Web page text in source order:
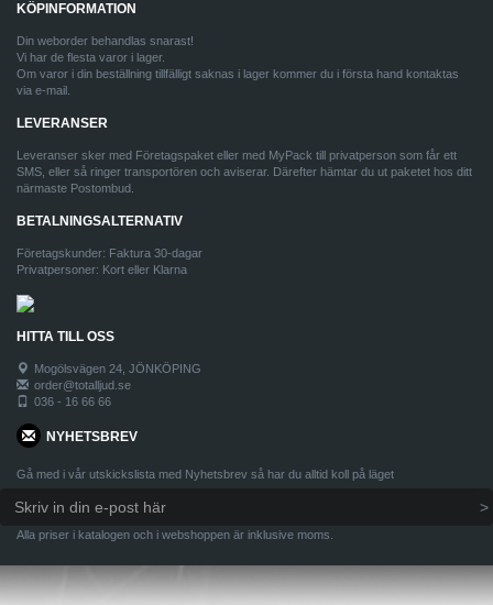
KÖPINFORMATION
Din weborder behandlas snarast!
Vi har de flesta varor i lager.
Om varor i din beställning tillfälligt saknas i lager kommer du i första hand kontaktas
via e-mail.
LEVERANSER
Leveranser sker med Företagspaket eller med MyPack till privatperson som får ett
SMS, eller så ringer transportören och aviserar. Därefter hämtar du ut paketet hos ditt
närmaste Postombud.
BETALNINGSALTERNATIV
Företagskunder: Faktura 30-dagar
Privatpersoner: Kort eller Klarna
HITTA TILL OSS
Mogölsvägen 24, JÖNKÖPING
order@totalljud.se
036 - 16 66 66
NYHETSBREV
Gå med i vår utskickslista med Nyhetsbrev så har du alltid koll på läget
Alla priser i katalogen och i webshoppen är inklusive moms.